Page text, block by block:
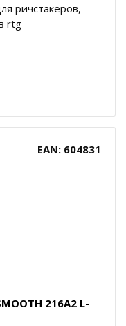
ричстакеров,
rtg
EAN: 604831
216A2 L-